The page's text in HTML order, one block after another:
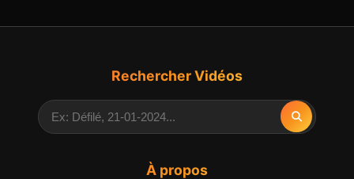
À propos
Rechercher Vidéos